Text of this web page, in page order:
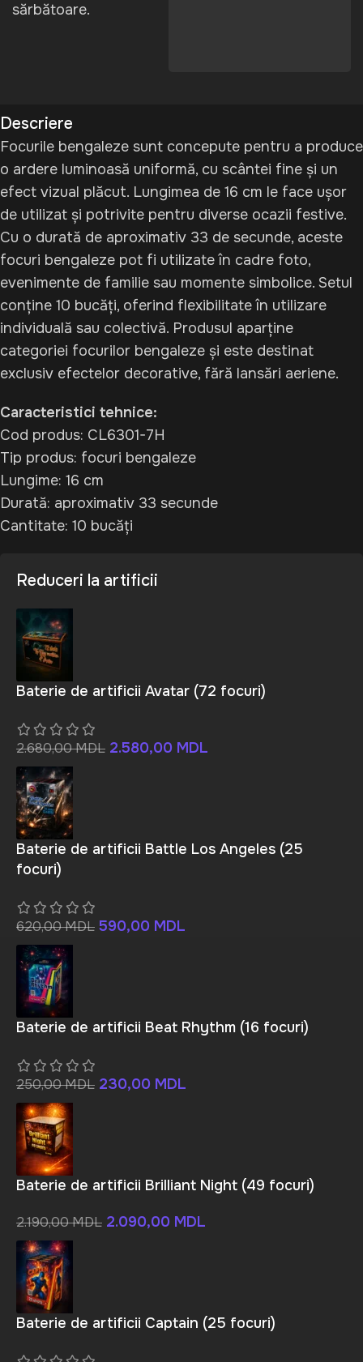
sărbătoare.
Descriere
Focurile bengaleze sunt concepute pentru a produce
o ardere luminoasă uniformă, cu scântei fine și un
efect vizual plăcut. Lungimea de 16 cm le face ușor
de utilizat și potrivite pentru diverse ocazii festive.
Cu o durată de aproximativ 33 de secunde, aceste
focuri bengaleze pot fi utilizate în cadre foto,
evenimente de familie sau momente simbolice. Setul
conține 10 bucăți, oferind flexibilitate în utilizare
individuală sau colectivă. Produsul aparține
categoriei focurilor bengaleze și este destinat
exclusiv efectelor decorative, fără lansări aeriene.
Caracteristici tehnice:
Cod produs: CL6301-7H
Tip produs: focuri bengaleze
Lungime: 16 cm
Durată: aproximativ 33 secunde
Cantitate: 10 bucăți
Reduceri la artificii
Baterie de artificii Avatar (72 focuri)
2.680,00MDL 2.580,00 MDL
Baterie de artificii Battle Los Angeles (25
focuri)
620,00MDL 590,00 MDL
Baterie de artificii Beat Rhythm (16 focuri)
250,00MDL 230,00 MDL
Baterie de artificii Brilliant Night (49 focuri)
2.190,00MDL 2.090,00 MDL
Baterie de artificii Captain (25 focuri)